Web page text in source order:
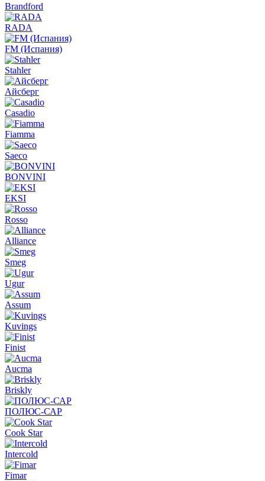
Brandford
RADA
FM (Испания)
Stahler
Айсберг
Casadio
Fiamma
Saeco
BONVINI
EKSI
Rosso
Alliance
Smeg
Ugur
Assum
Kuvings
Finist
Aucma
Briskly
ПОЛЮС-САР
Cook Star
Intercold
Fimar